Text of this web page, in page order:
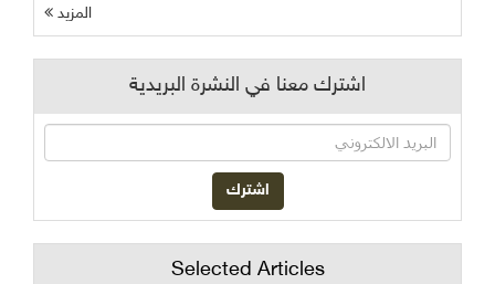
المزيد
اشترك معنا في النشرة البريدية
Selected Articles